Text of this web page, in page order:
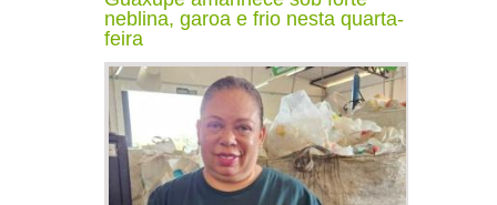
neblina, garoa e frio nesta quarta-
feira